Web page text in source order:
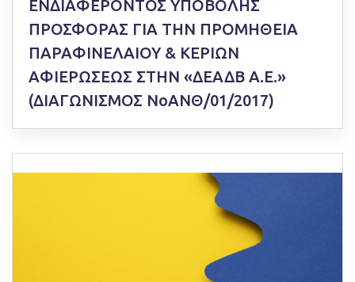
ΕΝΔΙΑΦΕΡΟΝΤΟΣ ΥΠΟΒΟΛΗΣ
ΠΡΟΣΦΟΡΑΣ ΓΙΑ ΤΗΝ ΠΡΟΜΗΘΕΙΑ
ΠΑΡΑΦΙΝΕΛΑΙΟΥ & ΚΕΡΙΩΝ
ΑΦΙΕΡΩΣΕΩΣ ΣΤΗΝ «ΔΕΑΔΒ Α.Ε.»
(ΔΙΑΓΩΝΙΣΜΟΣ ΝοΑΝΘ/01/2017)